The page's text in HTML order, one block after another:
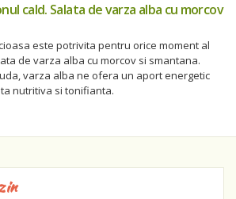
cald. Salata de varza alba cu morcov
este potrivita pentru orice moment al
de varza alba cu morcov si smantana.
varza alba ne ofera un aport energetic
nutritiva si tonifianta.